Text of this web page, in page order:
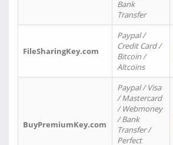
Bank
Transfer
FileSharingKey.com
Paypal /
Credit Card /
Bitcoin /
Altcoins
BuyPremiumKey.com
Paypal / Visa
/ Mastercard
/ Webmoney
/ Bank
Transfer /
Perfect